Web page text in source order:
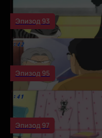
Эпизод 93
Эпизод 95
Эпизод 97